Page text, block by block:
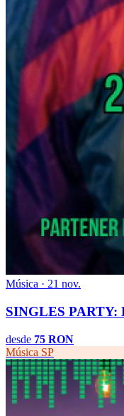
Música · 21 nov.
SINGLES
desde 75 RON
Música SP